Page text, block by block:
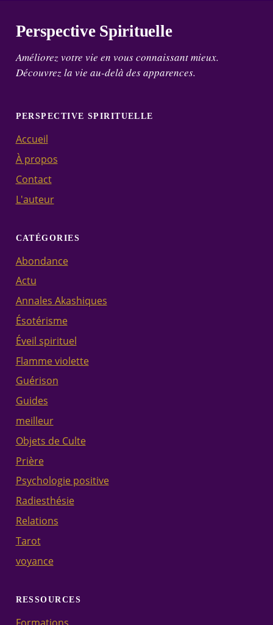
Perspective Spirituelle
Améliorez votre vie en vous connaissant mieux.
Découvrez la vie au-delà des apparences.
PERSPECTIVE SPIRITUELLE
Accueil
À propos
Contact
L'auteur
CATÉGORIES
Abondance
Actu
Annales Akashiques
Ésotérisme
Éveil spirituel
Flamme violette
Guérison
Guides
meilleur
Objets de Culte
Prière
Psychologie positive
Radiesthésie
Relations
Tarot
voyance
RESSOURCES
Formations